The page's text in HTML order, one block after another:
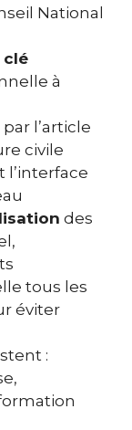
National
clé
à
l’article
civile
l’interface
des
tous les
éviter
: